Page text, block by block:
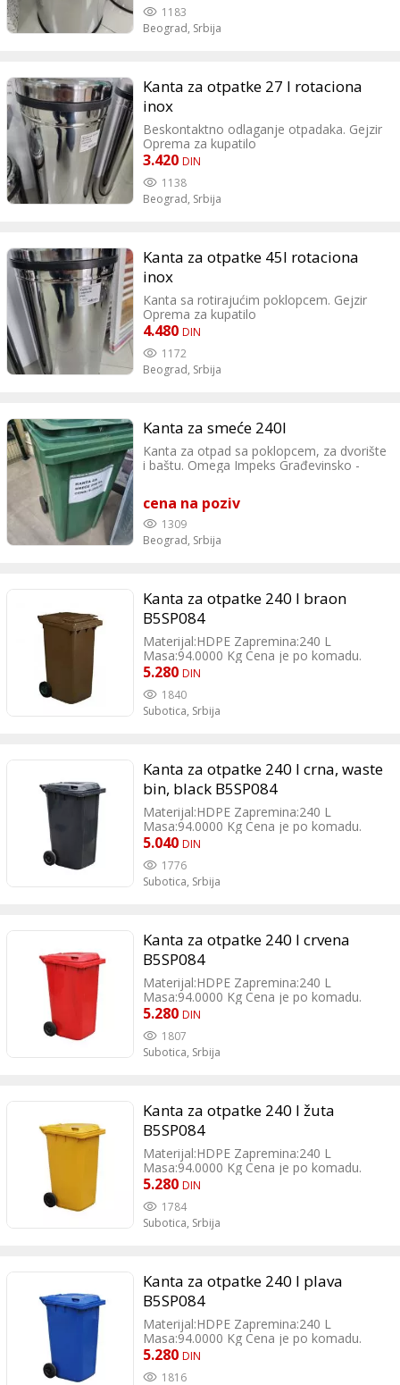
1183
Beograd, Srbija
Kanta za otpatke 27 l rotaciona
inox
Beskontaktno odlaganje otpadaka. Gejzir
Oprema za kupatilo
3.420 DIN
1138
Beograd, Srbija
Kanta za otpatke 45l rotaciona
inox
Kanta sa rotirajućim poklopcem. Gejzir
Oprema za kupatilo
4.480 DIN
1172
Beograd, Srbija
Kanta za smeće 240l
Kanta za otpad sa poklopcem, za dvorište
i baštu. Omega Impeks Građevinsko -
cena na poziv
1309
Beograd, Srbija
Kanta za otpatke 240 l braon
B5SP084
Materijal:HDPE Zapremina:240 L
Masa:94.0000 Kg Cena je po komadu.
PDV je uračunat.
5.280 DIN
1840
Subotica, Srbija
Kanta za otpatke 240 l crna, waste
bin, black B5SP084
Materijal:HDPE Zapremina:240 L
Masa:94.0000 Kg Cena je po komadu.
PDV je uračunat.
5.040 DIN
1776
Subotica, Srbija
Kanta za otpatke 240 l crvena
B5SP084
Materijal:HDPE Zapremina:240 L
Masa:94.0000 Kg Cena je po komadu.
PDV je uračunat.
5.280 DIN
1807
Subotica, Srbija
Kanta za otpatke 240 l žuta
B5SP084
Materijal:HDPE Zapremina:240 L
Masa:94.0000 Kg Cena je po komadu.
PDV je uračunat.
5.280 DIN
1784
Subotica, Srbija
Kanta za otpatke 240 l plava
B5SP084
Materijal:HDPE Zapremina:240 L
Masa:94.0000 Kg Cena je po komadu.
PDV je uračunat.
5.280 DIN
1816